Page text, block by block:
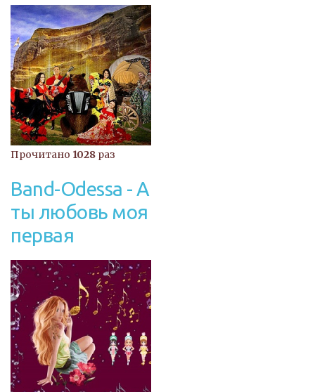
Прочитано 1028 раз
Band-Odessa - А
ты любовь моя
первая